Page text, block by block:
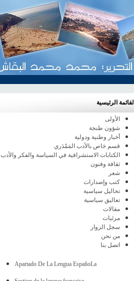
القائمة الرئيسية
الأولى
شؤون طنجة
أخبار وطنية ودولية
قسم خاص بالأدب المَمْدَري
الكتابات الاستشرافية في السياسة والفكر والأدب
ثقافة وفنون
شعر
كتب وإصدارات
تحاليل سياسية
تعاليق سياسية
مقالات
مرئيات
سجل الزوار
من نحن
اتصل بنا
Apartado De La Lengua EspañoLa